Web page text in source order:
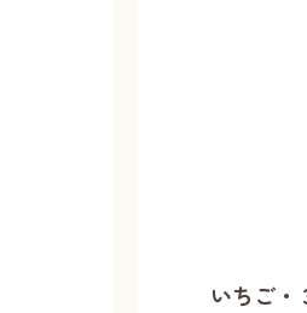
いちご・